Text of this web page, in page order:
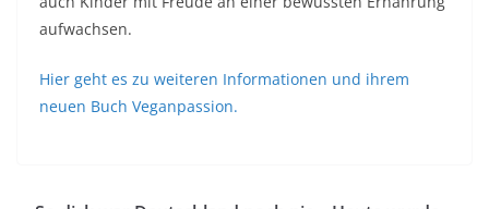
aufwachsen.
Hier geht es zu weiteren Informationen und ihrem
neuen Buch Veganpassion.